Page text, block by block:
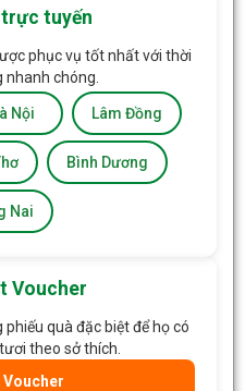
Kệ Hoa Chia Buồn Chốn
Bình Yên 073
tuyến
phục vụ tốt nhất với thời
nhanh chóng.
Nội Lâm Đồng
Bình Dương
Nai
Voucher
quà đặc biệt để họ có
theo sở thích.
Voucher